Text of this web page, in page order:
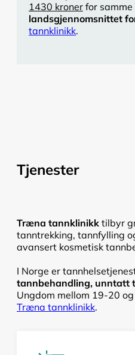
1430 kroner for
landsgjennomsnittet
tannklinikk.
Tjenester
Træna tannklinikk tilbyr
tanntrekking, tannfylling
avansert kosmetisk
I Norge er
tannbehandling, unntatt
Ungdom mellom 19-20
Træna tannklinikk.